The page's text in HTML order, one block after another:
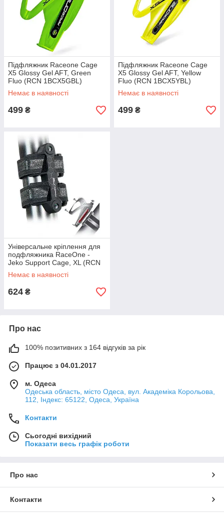
Підфляжник Raceone Cage
X5 Glossy Gel AFT, Green
Fluo (RCN 1BCX5GBL)
Немає в наявності
499 ₴
Підфляжник Raceone Cage
X5 Glossy Gel AFT, Yellow
Fluo (RCN 1BCX5YBL)
Немає в наявності
499 ₴
Універсальне кріплення для
подфляжника RaceOne -
Jeko Support Cage, XL (RCN
01JKXL)
Немає в наявності
624 ₴
Про нас
100% позитивних з 164 відгуків за рік
Працює з 04.01.2017
м. Одеса
Одеська область, місто Одеса, вул. Академіка Корольова,
112, Індекс: 65122, Одеса, Україна
Контакти
Сьогодні вихідний
Показати весь графік роботи
Про нас
Контакти